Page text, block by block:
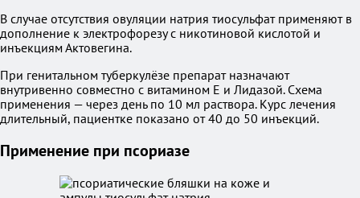
В случае отсутствия овуляции натрия тиосульфат применяют в
дополнение к электрофорезу с никотиновой кислотой и
инъекциям Актовегина.
При генитальном туберкулёзе препарат назначают
внутривенно совместно с витамином E и Лидазой. Схема
применения — через день по 10 мл раствора. Курс лечения
длительный, пациентке показано от 40 до 50 инъекций.
Применение при псориазе